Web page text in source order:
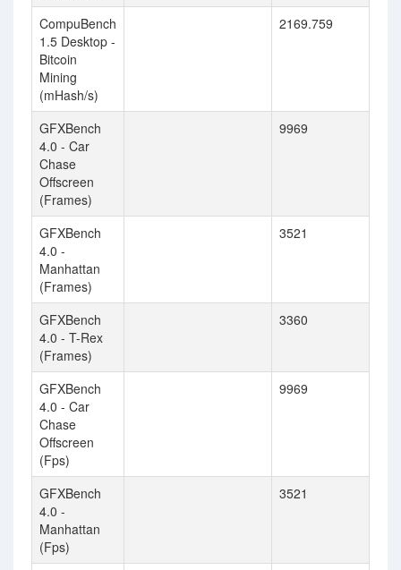
CompuBench
1.5 Desktop -
Bitcoin
Mining
(mHash/s)
2169.759
GFXBench
4.0 - Car
Chase
Offscreen
(Frames)
9969
GFXBench
4.0 -
Manhattan
(Frames)
3521
GFXBench
4.0 - T-Rex
(Frames)
3360
GFXBench
4.0 - Car
Chase
Offscreen
(Fps)
9969
GFXBench
4.0 -
Manhattan
(Fps)
3521